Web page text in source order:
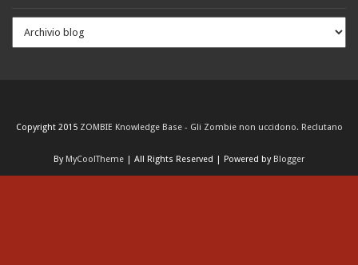
Copyright 2015 ZOMBIE Knowledge Base - Gli Zombie non uccidono. Reclutano
By MyCoolTheme | All Rights Reserved | Powered by Blogger